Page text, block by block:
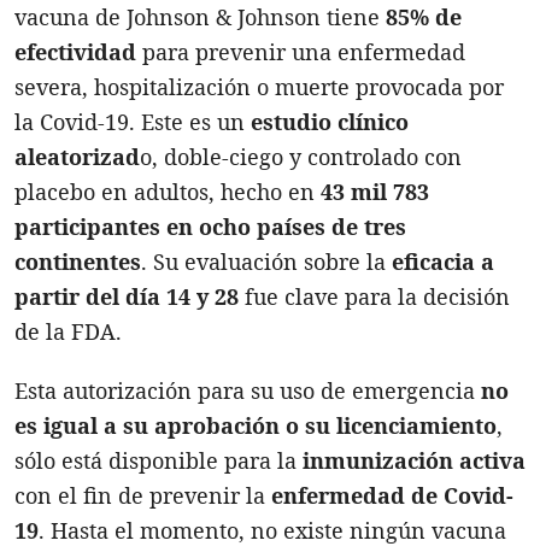
vacuna de Johnson & Johnson tiene 85% de
efectividad para prevenir una enfermedad
severa, hospitalización o muerte provocada por
la Covid-19. Este es un estudio clínico
aleatorizado, doble-ciego y controlado con
placebo en adultos, hecho en 43 mil 783
participantes en ocho países de tres
continentes. Su evaluación sobre la eficacia a
partir del día 14 y 28 fue clave para la decisión
de la FDA.
Esta autorización para su uso de emergencia no
es igual a su aprobación o su licenciamiento,
sólo está disponible para la inmunización activa
con el fin de prevenir la enfermedad de Covid-
19. Hasta el momento, no existe ningún vacuna